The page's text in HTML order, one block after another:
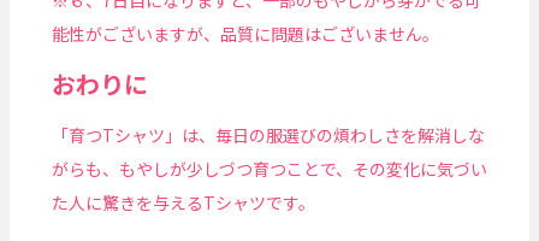
能性がございますが、品質に問題はございません。
おわりに
「育つTシャツ」は、毎日の服選びの煩わしさを解消しな
がらも、もやしが少しづつ育つことで、その変化に気づい
た人に驚きを与えるTシャツです。